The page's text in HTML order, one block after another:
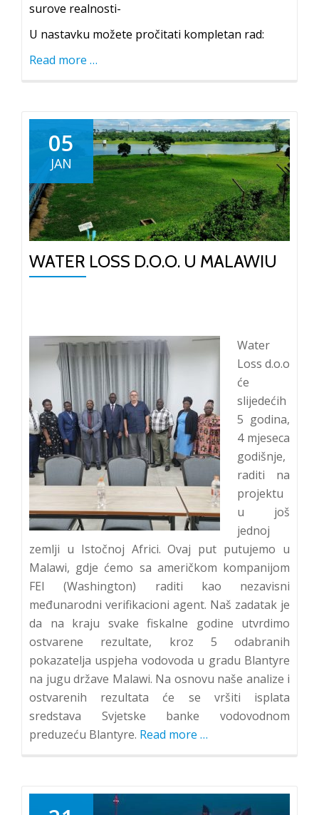
surove realnosti-
U nastavku možete pročitati kompletan rad:
Read more about
ZA
SMANJENJE
NRW
U
VODOVODNOM
SISTEMU
SARAJEVO
–
OD
REALNOSTI
–
Kongres
o
Vodama,
Sarajevo
19.
i
20.
Novembar
2024)
…
05
JAN
WATER LOSS D.O.O. U MALAWIU
Water
Loss d.o.o
će
slijedećih
5 godina,
4 mjeseca
godišnje,
raditi na
projektu
u još
jednoj
zemlji u Istočnoj Africi. Ovaj put putujemo u
Malawi, gdje ćemo sa američkom kompanijom
FEI (Washington) raditi kao nezavisni
međunarodni verifikacioni agent. Naš zadatak je
da na kraju svake fiskalne godine utvrdimo
ostvarene rezultate, kroz 5 odabranih
pokazatelja uspjeha vodovoda u gradu Blantyre
na jugu države Malawi. Na osnovu naše analize i
ostvarenih rezultata će se vršiti isplata
sredstava Svjetske banke vodovodnom
preduzeću Blantyre. Read more about
d.o.o.
u
…